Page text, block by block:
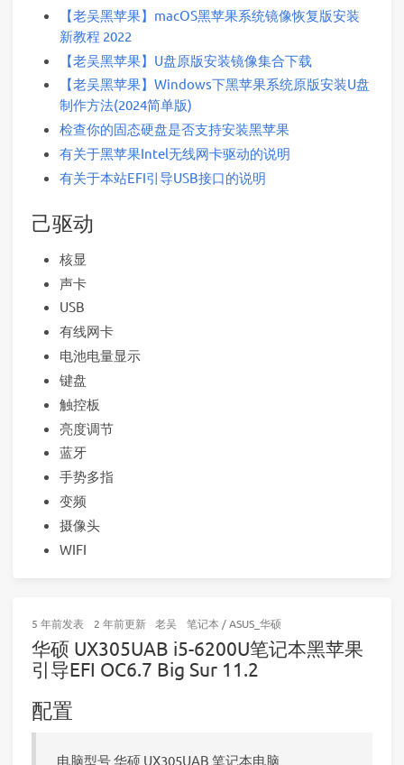
【老吴黑苹果】macOS黑苹果系统镜像恢复版安装
新教程 2022
【老吴黑苹果】U盘原版安装镜像集合下载
【老吴黑苹果】Windows下黑苹果系统原版安装U盘
制作方法(2024简单版)
检查你的固态硬盘是否支持安装黑苹果
有关于黑苹果Intel无线网卡驱动的说明
有关于本站EFI引导USB接口的说明
己驱动
核显
声卡
USB
有线网卡
电池电量显示
键盘
触控板
亮度调节
蓝牙
手势多指
变频
摄像头
WIFI
5 年前发表 2 年前更新 老吴 笔记本/ASUS_华硕
华硕 UX305UAB i5-6200U笔记本黑苹果
引导EFI OC6.7 Big Sur 11.2
配置
电脑型号 华硕 UX305UAB 笔记本电脑